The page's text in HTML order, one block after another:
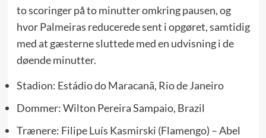
to scoringer på to minutter omkring pausen, og
hvor Palmeiras reducerede sent i opgøret, samtidig
med at gæsterne sluttede med en udvisning i de
døende minutter.
Stadion: Estádio do Maracanã, Rio de Janeiro
Dommer: Wilton Pereira Sampaio, Brazil
Trænere: Filipe Luís Kasmirski (Flamengo) – Abel